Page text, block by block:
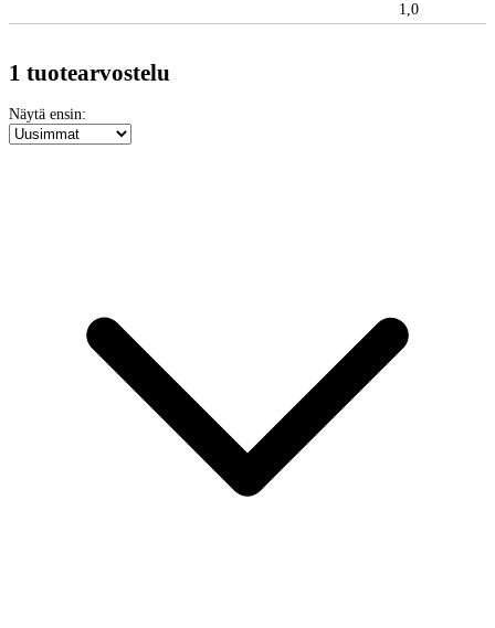
1,0
1 tuotearvostelu
Näytä ensin: